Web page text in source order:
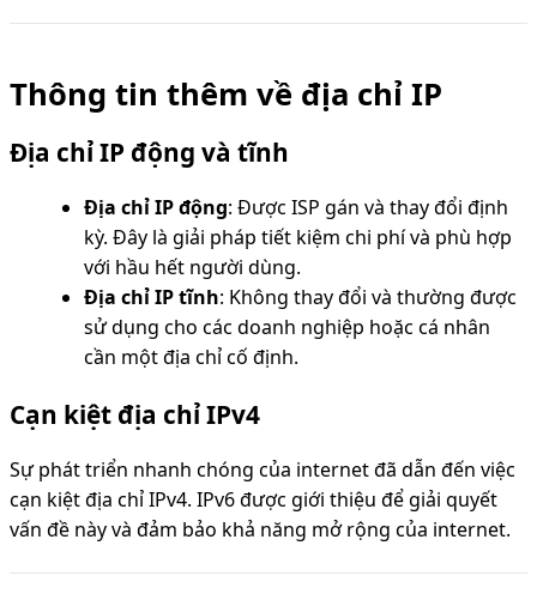
Thông tin thêm về địa chỉ IP
Địa chỉ IP động và tĩnh
Địa chỉ IP động: Được ISP gán và thay đổi định
kỳ. Đây là giải pháp tiết kiệm chi phí và phù hợp
với hầu hết người dùng.
Địa chỉ IP tĩnh: Không thay đổi và thường được
sử dụng cho các doanh nghiệp hoặc cá nhân
cần một địa chỉ cố định.
Cạn kiệt địa chỉ IPv4
Sự phát triển nhanh chóng của internet đã dẫn đến việc
cạn kiệt địa chỉ IPv4. IPv6 được giới thiệu để giải quyết
vấn đề này và đảm bảo khả năng mở rộng của internet.